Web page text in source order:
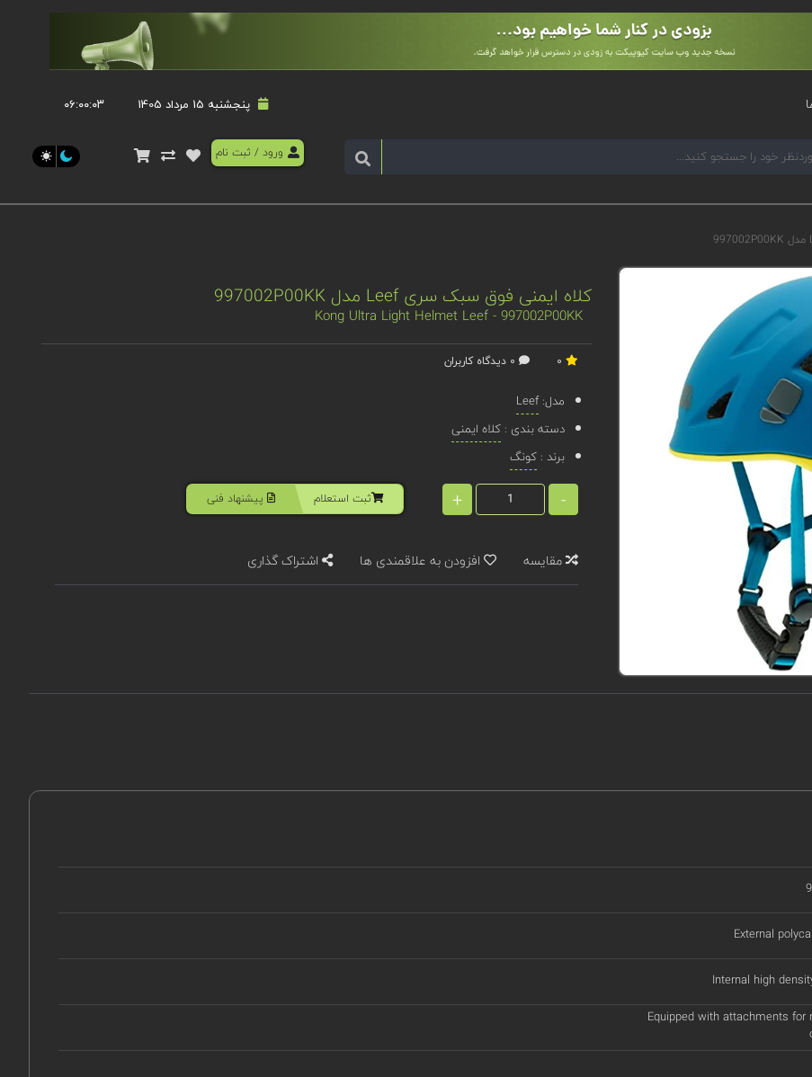
پنجشنبه 15 مرداد 1405 ۰۶:۰۰:۰۳
ورود / ثبت نام
کلاه ایمنی فوق سبک سری Leef مدل 997002P00KK
Kong Ultra Light Helmet Leef - 997002P00KK
مدل:Leef
دسته بندی : کلاه ایمنی
برند : کونگ
-
+ ثبت استعلام پیشنهاد فنی
مقایسه افزودن به علاقمندی ها اشتراک گذاری
External
Internal high
Equipped with attachments for